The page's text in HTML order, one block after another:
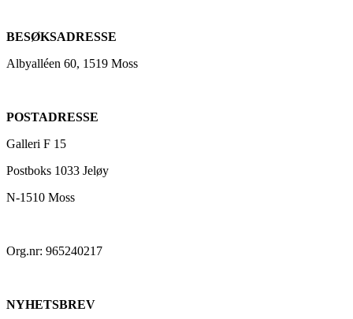
BESØKSADRESSE
Albyalléen 60, 1519 Moss
POSTADRESSE
Galleri F 15
Postboks 1033 Jeløy
N-1510 Moss
Org.nr: 965240217
NYHETSBREV